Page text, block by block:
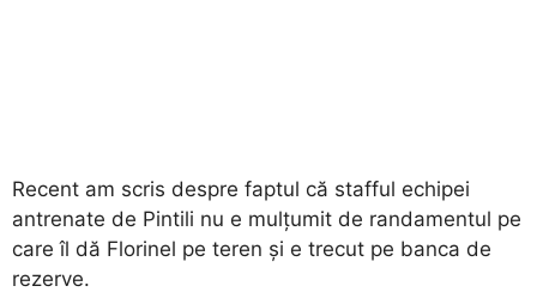
Recent am scris despre faptul că stafful echipei
antrenate de Pintili nu e mulțumit de randamentul pe
care îl dă Florinel pe teren și e trecut pe banca de
rezerve.